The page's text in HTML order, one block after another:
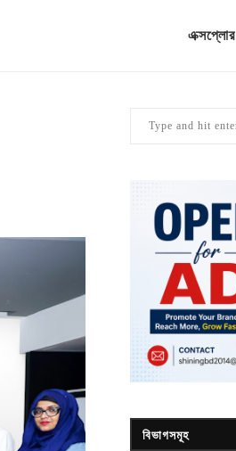
এক্সপ্লোর
বিভাগসমূহ